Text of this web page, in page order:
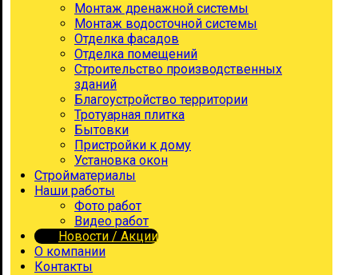
Монтаж дренажной системы
Монтаж водосточной системы
Отделка фасадов
Отделка помещений
Строительство производственных
зданий
Благоустройство территории
Тротуарная плитка
Бытовки
Пристройки к дому
Установка окон
Стройматериалы
Наши работы
Фото работ
Видео работ
Новости / Акции
О компании
Контакты